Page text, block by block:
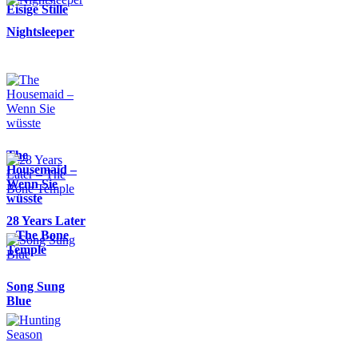
Eisige Stille
Nightsleeper
The
Housemaid –
Wenn Sie
wüsste
28 Years Later
– The Bone
Temple
Song Sung
Blue